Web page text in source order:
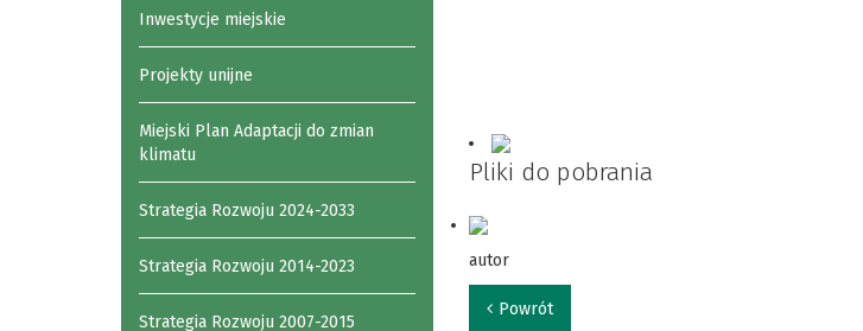
Inwestycje miejskie
Projekty unijne
Miejski Plan Adaptacji do zmian
klimatu
Strategia Rozwoju 2024-2033
Strategia Rozwoju 2014-2023
Strategia Rozwoju 2007-2015
Pliki do pobrania
autor
Powrót